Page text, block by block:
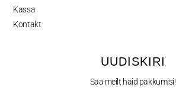
Kassa
Kontakt
UUDISKIRI
Saa meilt häid pakkumisi!